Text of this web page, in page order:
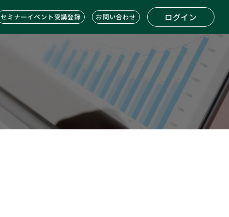
セミナーイベント受講登録 お問い合わせ ログイン